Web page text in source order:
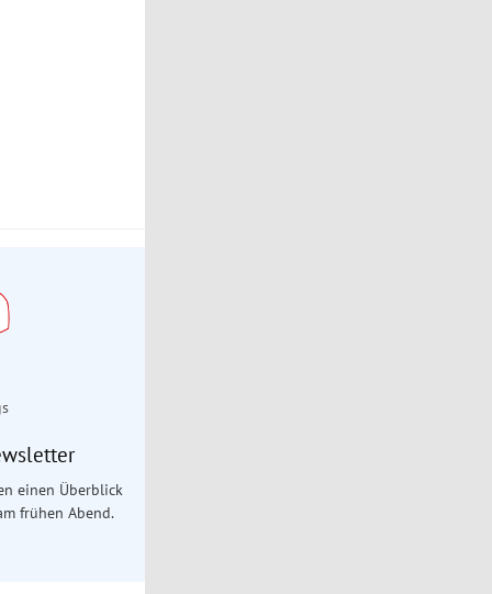
einen Überblick
frühen Abend.